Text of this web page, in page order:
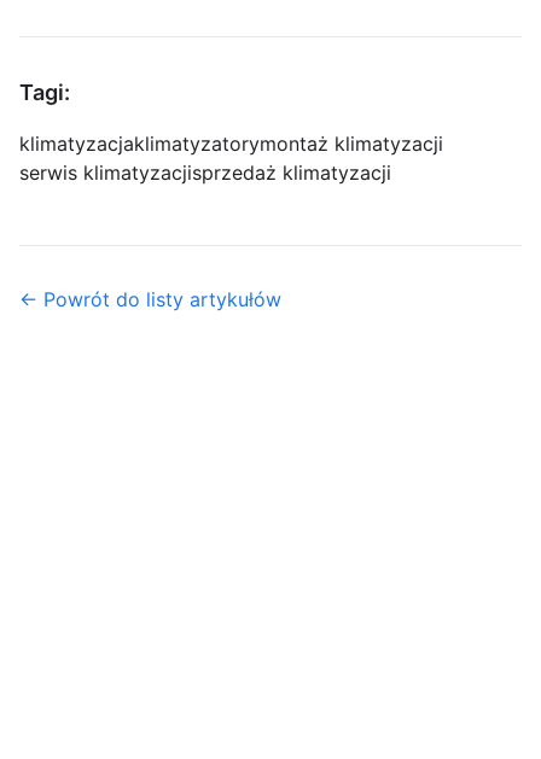
Tagi:
klimatyzacjaklimatyzatorymontaż klimatyzacji
serwis klimatyzacjisprzedaż klimatyzacji
← Powrót do listy artykułów